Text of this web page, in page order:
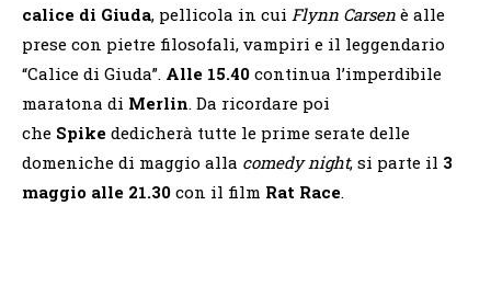
calice di Giuda, pellicola in cui Flynn Carsen è alle
prese con pietre filosofali, vampiri e il leggendario
“Calice di Giuda”. Alle 15.40 continua l’imperdibile
maratona di Merlin. Da ricordare poi
che Spike dedicherà tutte le prime serate delle
domeniche di maggio alla comedy night, si parte il 3
maggio alle 21.30 con il film Rat Race.